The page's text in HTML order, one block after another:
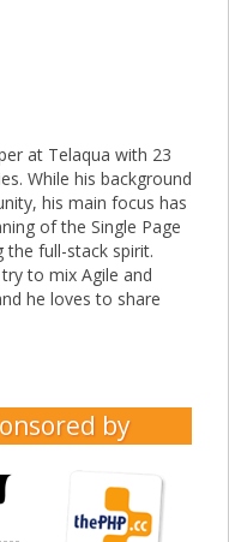
at Telaqua with 23
While his background
his main focus has
of the Single Page
the full-stack spirit.
to mix Agile and
he loves to share
by